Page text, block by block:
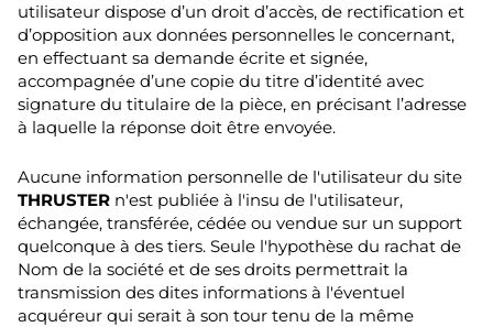
utilisateur dispose d’un droit d’accès, de rectification et
d’opposition aux données personnelles le concernant,
en effectuant sa demande écrite et signée,
accompagnée d’une copie du titre d’identité avec
signature du titulaire de la pièce, en précisant l’adresse
à laquelle la réponse doit être envoyée.
Aucune information personnelle de l'utilisateur du site
THRUSTER n'est publiée à l'insu de l'utilisateur,
échangée, transférée, cédée ou vendue sur un support
quelconque à des tiers. Seule l'hypothèse du rachat de
Nom de la société et de ses droits permettrait la
transmission des dites informations à l'éventuel
acquéreur qui serait à son tour tenu de la même